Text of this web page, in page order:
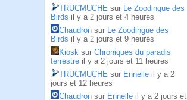
TRUCMUCHE sur Le Zoodingue des
Birds il y a 2 jours et 4 heures
Chaudron sur Le Zoodingue des
Birds il y a 2 jours et 9 heures
Kiosk sur Chroniques du paradis
terrestre il y a 2 jours et 11 heures
TRUCMUCHE sur Ennelle il y a 2
jours et 12 heures
Chaudron sur Ennelle il y a 2 jours et